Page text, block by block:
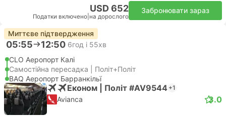
USD 652
Податки включено на дорослого
Забронювати зараз
Миттєве підтвердження
05:55 12:50 6год і 55хв
CLO Аеропорт Калі
Самостійна пересадка | Політ+Політ
BAQ Аеропорт Барранкільї
Економ | Політ #AV9544 +1
Avianca 3.0